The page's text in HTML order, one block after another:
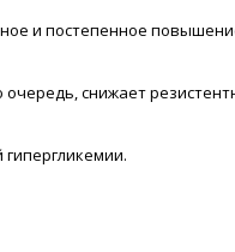
и постепенное
снижает